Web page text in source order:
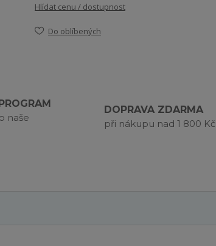
Hlídat cenu / dostupnost
Do oblíbených
naše
DOPRAVA ZDARMA
při nákupu nad 1 800 Kč